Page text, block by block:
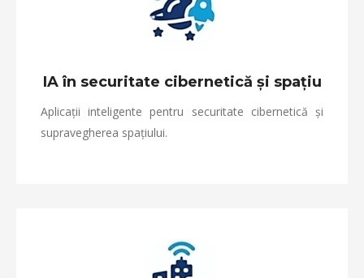
IA în securitate cibernetică și spațiu
Aplicații inteligente pentru securitate cibernetică și
supravegherea spațiului.